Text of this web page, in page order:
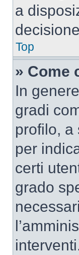
a
Top
» Come
In
gradi
profilo, a
per
certi
grado